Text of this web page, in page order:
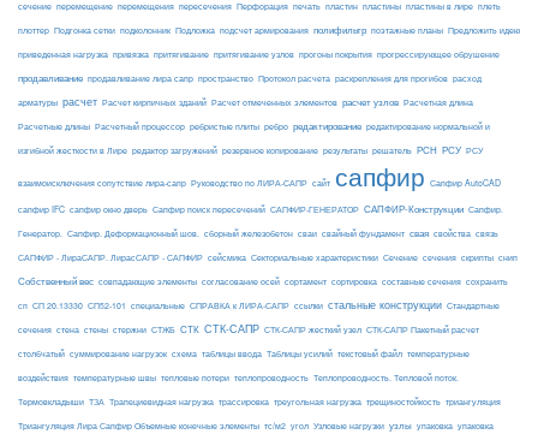
сечение перемещение перемещения пересечения Перфорация печать пластин пластины пластины в лире плеть
плоттер Подгонка сетки подколонник Подложка подсчет армирования полифильтр поэтажные планы Предложить идею
приведенная нагрузка привязка притягивание притягивание узлов прогоны покрытия прогрессирующее обрушение
продавливание продавливание лира сапр пространство Протокол расчета раскрепления для прогибов расход
арматуры расчет Расчет кирпичных зданий Расчет отмеченных элементов расчет узлов Расчетная длина
Расчетные длины Расчетный процессор ребристые плиты ребро редактирование редактирование нормальной и
изгибной жесткости в Лире редактор загружений резервное копирование результаты решатель РСН РСУ РСУ
взаимоисключения сопутствие лира-сапр Руководство по ЛИРА-САПР сайт сапфир Сапфир AutoCAD
сапфир IFC сапфир окно дверь Сапфир поиск пересечений САПФИР-ГЕНЕРАТОР САПФИР-Конструкции Сапфир.
Генератор. Сапфир. Деформационный шов. сборный железобетон сваи свайный фундамент свая свойства связь
САПФИР - ЛираСАПР. ЛирасСАПР - САПФИР сейсмика Секториальные характеристики Сечение сечения скрипты снип
Собственный вес совпадающие элементы согласование осей сортамент сортировка составные сечения сохранить
сп СП 20.13330 СП52-101 специальные СПРАВКА к ЛИРА-САПР ссылки стальные конструкции Стандартные
сечения стена стены стержни СТЖБ СТК СТК-САПР СТК-САПР жесткий узел СТК-САПР Пакетный расчет
столбчатый суммирование нагрузок схема таблицы ввода Таблицы усилий текстовый файл температурные
воздействия температурные швы тепловые потери теплопроводность Теплопроводность. Тепловой поток.
Термовкладыши ТЗА Трапециевидная нагрузка трассировка треугольная нагрузка трещиностойкость триангуляция
Триангуляция Лира Сапфир Объемные конечные элементы тс/м2 угол Узловые нагрузки узлы упаковка упаковка